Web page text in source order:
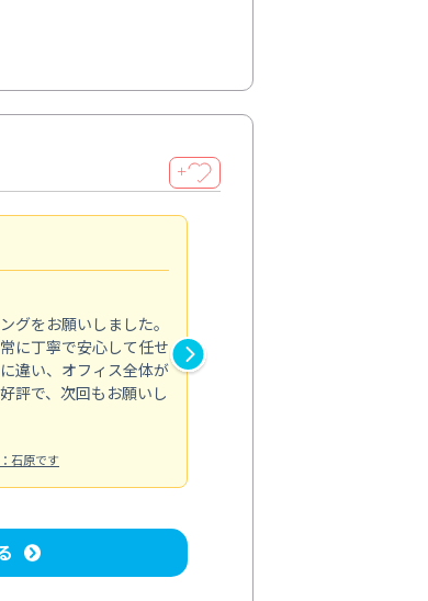
＋
グをお願いしました。
に丁寧で安心して任せ
違い、オフィス全体が
評で、次回もお願いし
石原です